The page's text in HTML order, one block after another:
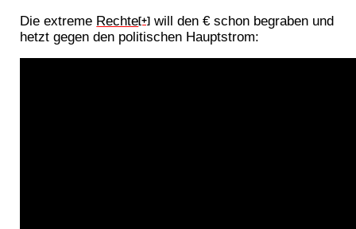
Die extreme Rechte[+] will den € schon begraben und
hetzt gegen den politischen Hauptstrom: